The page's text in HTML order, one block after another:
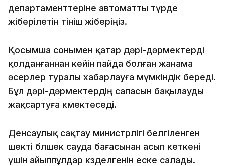
департаменттеріне автоматты түрде
жіберілетін өтініш жіберіңіз.
Қосымша сонымен қатар дәрі-дәрмектерді
қолданғаннан кейін пайда болған жанама
әсерлер туралы хабарлауға мүмкіндік береді.
Бұл дәрі-дәрмектердің сапасын бақылауды
жақсартуға көмектеседі.
Денсаулық сақтау министрлігі белгіленген
шекті бөлшек сауда бағасынан асып кеткені
үшін айыппұлдар көзделгенін еске салады.